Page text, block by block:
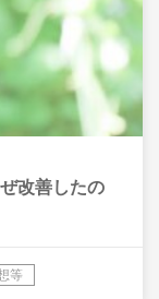
改善したの
等